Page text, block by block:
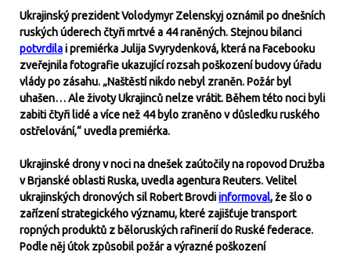
Ukrajinský prezident Volodymyr Zelenskyj oznámil po dnešních
ruských úderech čtyři mrtvé a 44 raněných. Stejnou bilanci
potvrdilai premiérka Julija Svyrydenková, která na Facebooku
zveřejnila fotografie ukazující rozsah poškození budovy úřadu
vlády po zásahu. „Naštěstí nikdo nebyl zraněn. Požár byl
uhašen… Ale životy Ukrajinců nelze vrátit. Během této noci byli
zabiti čtyři lidé a více než 44 bylo zraněno v důsledku ruského
ostřelování,“ uvedla premiérka.
Ukrajinské drony v noci na dnešek zaútočily na ropovod Družba
v Brjanské oblasti Ruska, uvedla agentura Reuters. Velitel
ukrajinských dronových sil Robert Brovdiinformoval, že šlo o
zařízení strategického významu, které zajišťuje transport
ropných produktů z běloruských rafinerií do Ruské federace.
Podle něj útok způsobil požár a výrazné poškození